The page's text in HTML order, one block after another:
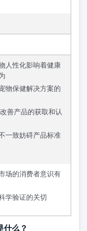
人性化影响着健康
物保健解决方案的
善产品的获取和认
一致妨碍产品标准
场的消费者意识有
学验证的关切
什么？